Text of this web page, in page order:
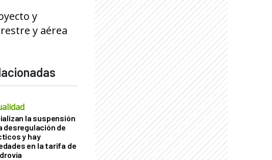
y
y aérea
la suspensión
desregulación de
y hay
en la tarifa de